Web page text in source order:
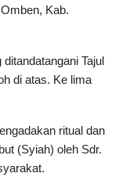
Kab.
Tajul
di atas. Ke lima
ritual dan
(Syiah) oleh Sdr.